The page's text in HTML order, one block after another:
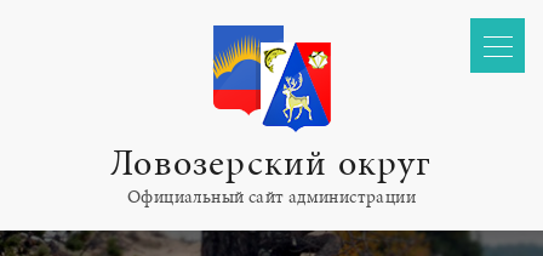
Ловозерский округ
Официальный сайт администрации